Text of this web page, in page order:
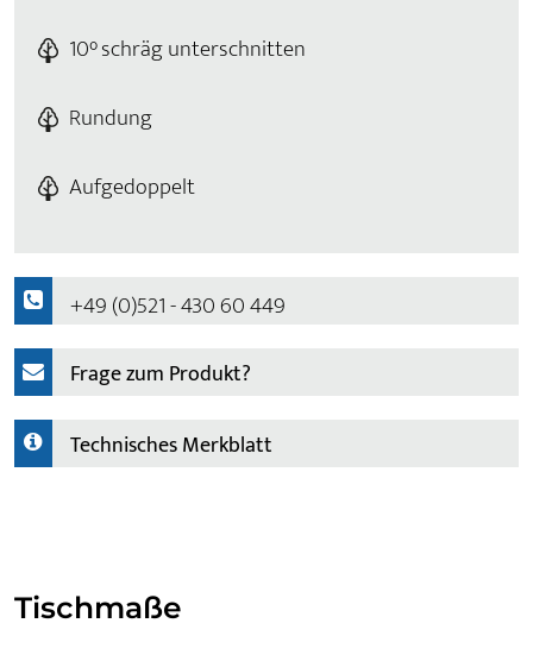
10° schräg unterschnitten
Rundung
Aufgedoppelt
+49 (0)521 - 430 60 449
Frage zum Produkt?
Technisches Merkblatt
Tischmaße